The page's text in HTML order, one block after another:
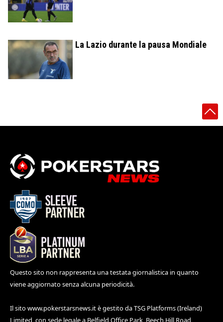
La Lazio durante la pausa Mondiale
Questo sito non rappresenta una testata giornalistica in quanto
viene aggiornato senza alcuna periodicità.
Il sito www.pokerstarsnews.itè gestito da TSG Platforms (Ireland)